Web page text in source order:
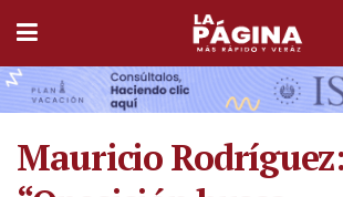
Mauricio Rodríguez: